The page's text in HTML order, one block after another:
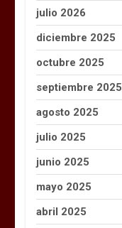
julio 2026
diciembre 2025
octubre 2025
septiembre 2025
agosto 2025
julio 2025
junio 2025
mayo 2025
abril 2025